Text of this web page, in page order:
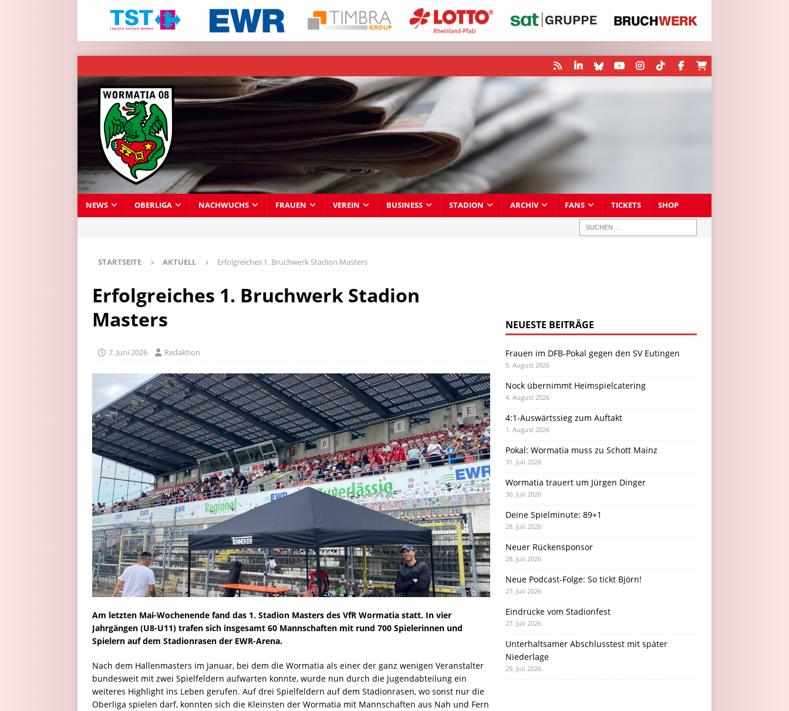
NEWS OBERLIGA NACHWUCHS FRAUEN VEREIN BUSINESS STADION ARCHIV FANS TICKETS SHOP
STARTSEITE AKTUELL Erfolgreiches 1. Bruchwerk Stadion Masters
Erfolgreiches 1. Bruchwerk Stadion
Masters
7. Juni 2026 Redaktion
Am letzten Mai-Wochenende fand das 1. Stadion Masters des VfR Wormatia statt. In vier
Jahrgängen (U8-U11) trafen sich insgesamt 60 Mannschaften mit rund 700 Spielerinnen und
Spielern auf dem Stadionrasen der EWR-Arena.
Nach dem Hallenmasters im Januar, bei dem die Wormatia als einer der ganz wenigen Veranstalter
bundesweit mit zwei Spielfeldern aufwarten konnte, wurde nun durch die Jugendabteilung ein
weiteres Highlight ins Leben gerufen. Auf drei Spielfeldern auf dem Stadionrasen, wo sonst nur die
Oberliga spielen darf, konnten sich die Kleinsten der Wormatia mit Mannschaften aus Nah und Fern
NEUESTE BEITRÄGE
Frauen im DFB-Pokal gegen den SV Eutingen
5. August 2026
Nock übernimmt Heimspielcatering
4. August 2026
4:1-Auswärtssieg zum Auftakt
1. August 2026
Pokal: Wormatia muss zu Schott Mainz
31. Juli 2026
Wormatia trauert um Jürgen Dinger
30. Juli 2026
Deine Spielminute: 89+1
28. Juli 2026
Neuer Rückensponsor
28. Juli 2026
Neue Podcast-Folge: So tickt Björn!
27. Juli 2026
Eindrücke vom Stadionfest
27. Juli 2026
Unterhaltsamer Abschlusstest mit später
Niederlage
25. Juli 2026